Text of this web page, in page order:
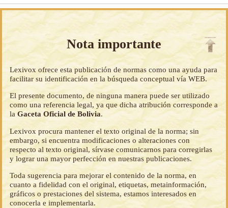
Nota importante
Lexivox ofrece esta publicación de normas como una ayuda para
facilitar su identificación en la búsqueda conceptual vía WEB.
El presente documento, de ninguna manera puede ser utilizado
como una referencia legal, ya que dicha atribución corresponde a
laGaceta Oficial de Bolivia.
Lexivox procura mantener el texto original de la norma; sin
embargo, si encuentra modificaciones o alteraciones con
respecto al texto original, sírvase comunicarnos para corregirlas
y lograr una mayor perfección en nuestras publicaciones.
Toda sugerencia para mejorar el contenido de la norma, en
cuanto a fidelidad con el original, etiquetas, metainformación,
gráficos o prestaciones del sistema, estamos interesados en
conocerla e implementarla.